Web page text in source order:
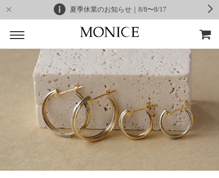
夏季休業のお知らせ｜8/8〜8/17